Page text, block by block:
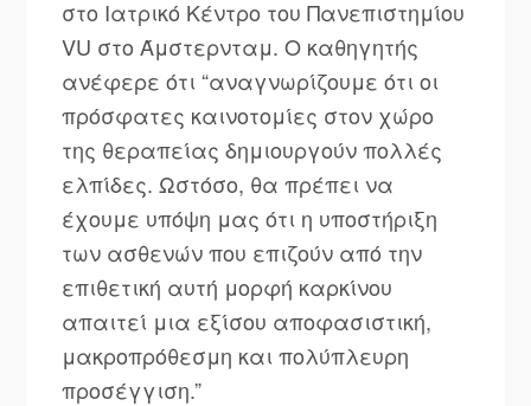
στο Ιατρικό Κέντρο του Πανεπιστημίου
VU στο Άμστερνταμ. Ο καθηγητής
ανέφερε ότι “αναγνωρίζουμε ότι οι
πρόσφατες καινοτομίες στον χώρο
της θεραπείας δημιουργούν πολλές
ελπίδες. Ωστόσο, θα πρέπει να
έχουμε υπόψη μας ότι η υποστήριξη
των ασθενών που επιζούν από την
επιθετική αυτή μορφή καρκίνου
απαιτεί μια εξίσου αποφασιστική,
μακροπρόθεσμη και πολύπλευρη
προσέγγιση.”